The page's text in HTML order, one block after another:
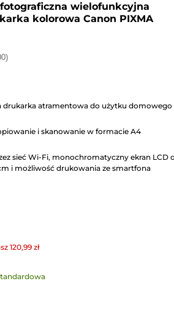
wielofunkcyjna
kolorowa Canon PIXMA
drukarka atramentowa do użytku domowego
i skanowanie w formacie A4
sieć Wi-Fi, monochromatyczny ekran LCD
i możliwość drukowania ze smartfona
120,99 zł